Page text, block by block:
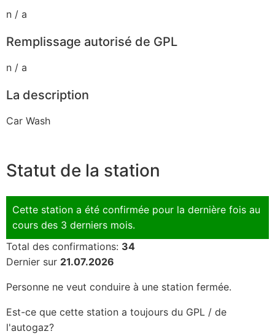
n / a
Remplissage autorisé de GPL
n / a
La description
Car Wash
Statut de la station
Cette station a été confirmée pour la dernière fois au
cours des 3 derniers mois.
Total des confirmations: 34
Dernier sur 21.07.2026
Personne ne veut conduire à une station fermée.
Est-ce que cette station a toujours du GPL / de
l'autogaz?